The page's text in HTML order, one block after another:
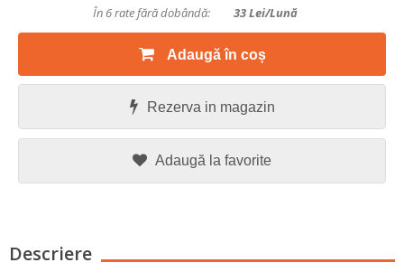
În 6 rate fără dobândă: 33Lei/lună
Adaugă în coș
Rezerva in magazin
Adaugă la favorite
Descriere